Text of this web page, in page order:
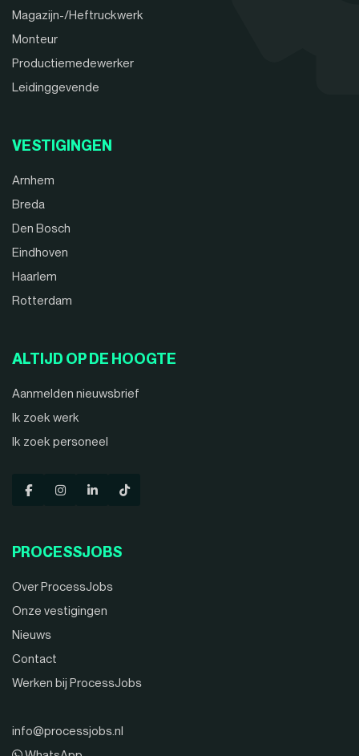
Magazijn-/Heftruckwerk
Monteur
Productiemedewerker
Leidinggevende
VESTIGINGEN
Arnhem
Breda
Den Bosch
Eindhoven
Haarlem
Rotterdam
ALTIJD OP DE HOOGTE
Aanmelden nieuwsbrief
Ik zoek werk
Ik zoek personeel
PROCESSJOBS
Over ProcessJobs
Onze vestigingen
Nieuws
Contact
Werken bij ProcessJobs
info@processjobs.nl